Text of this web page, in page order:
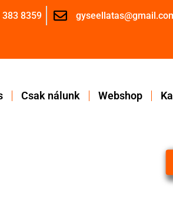
8359
Csak nálunk Webshop